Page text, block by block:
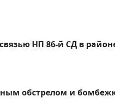
НП 86-й СД в
обстрелом и